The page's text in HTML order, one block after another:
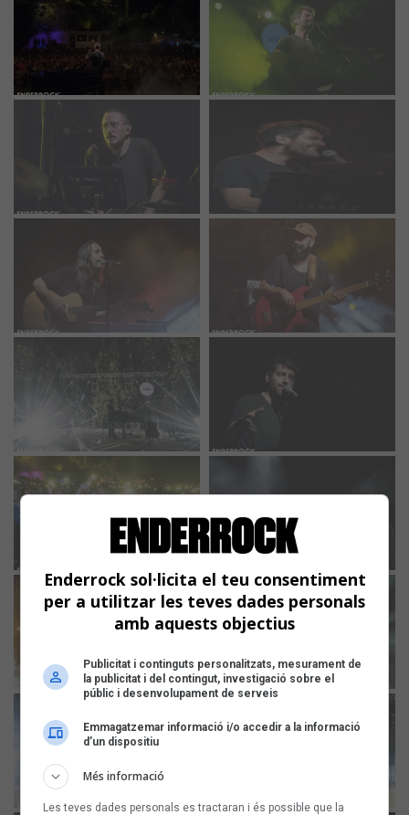
Enderrock sol·licita el teu consentiment
per a utilitzar les teves dades personals
amb aquests objectius
Publicitat i continguts personalitzats, mesurament de
la publicitat i del contingut, investigació sobre el
públic i desenvolupament de serveis
Emmagatzemar informació i/o accedir a la informació
d’un dispositiu
Més informació
Les teves dades personals es tractaran i és possible que la